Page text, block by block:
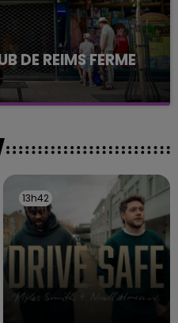
DE REIMS FERME
du centre-ville
13h42
13h42